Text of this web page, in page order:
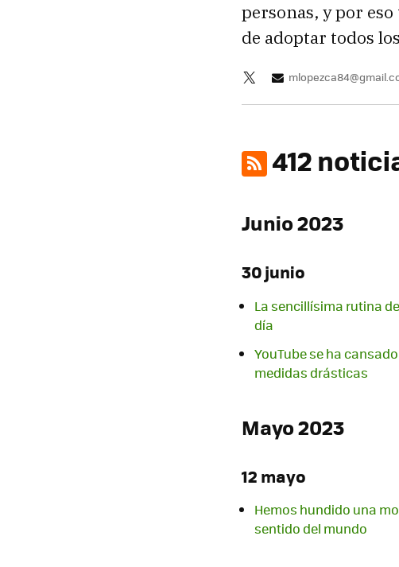
personas, y por
de adoptar todos
412
Junio 2023
30 junio
La sencillísima rutina
día
YouTube se ha
medidas drásticas
Mayo 2023
12 mayo
Hemos hundido una
sentido del mundo